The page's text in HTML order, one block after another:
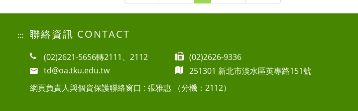
::: 聯絡資訊 CONTACT
(02)2621-5656轉2111、2112
(02)2626-9336
td@oa.tku.edu.tw
251301 新北市淡水區英專路151號
網頁負責人與個資保護聯絡窗口 : 張雅惠 （分機：2112）